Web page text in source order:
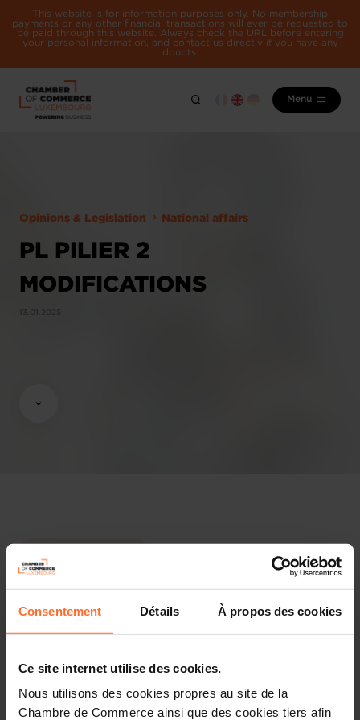
Consentement Détails À propos des cookies
Ce site internet utilise des cookies.
Nous utilisons des cookies propres au site de la
Chambre de Commerce ainsi que des cookies tiers afin
This website is for information purposes only. No membership
payments or any other financial transactions will ever be requested to
be paid through this website. Always check the URL before entering
your personal information, and contact us directly if you have any
doubts.
Menu
Opinions & Legislation National affairs
PL PILIER 2
MODIFICATIONS
Practical info
Projet de loi n°8396 portant modification de la loi du 22
décembre 2023 relative à